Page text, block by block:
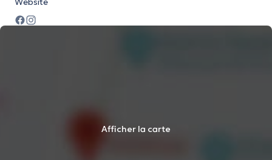
Afficher la carte